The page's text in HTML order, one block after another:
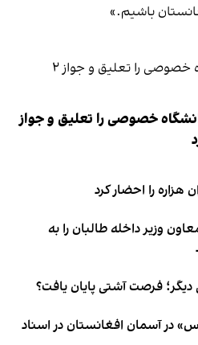
باشیم.»
فعالیت ۷ دانشگاه خصوصی را تعلیق و جواز
هزاره را احضار کرد
وزیر داخله طالبان را به
فرصت آشتی پایان یافت؟
در آسمان افغانستان در اسناد